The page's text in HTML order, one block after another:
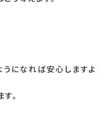
になれば安心しますよ
。